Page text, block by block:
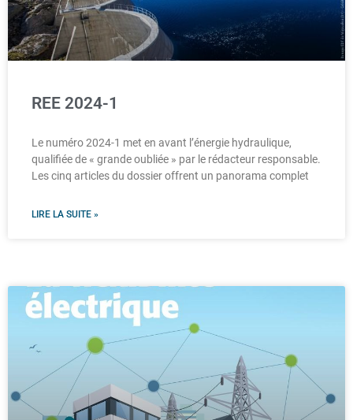
REE 2024-1
Le numéro 2024-1 met en avant l’énergie hydraulique,
qualifiée de « grande oubliée » par le rédacteur responsable.
Les cinq articles du dossier offrent un panorama complet
LIRE LA SUITE »